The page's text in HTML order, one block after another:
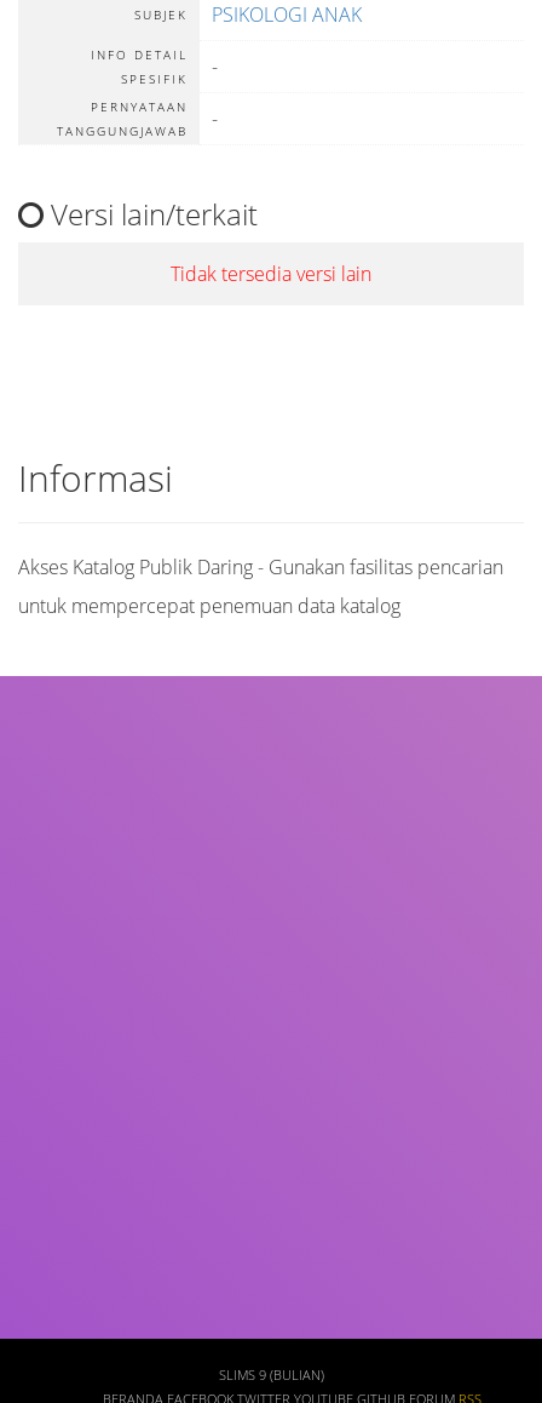
SUBJEK PSIKOLOGI ANAK
INFO DETAIL
SPESIFIK
-
PERNYATAAN
TANGGUNGJAWAB
-
Versi lain/terkait
Tidak tersedia versi lain
Informasi
Akses Katalog Publik Daring - Gunakan fasilitas pencarian
untuk mempercepat penemuan data katalog
SLIMS 9 (BULIAN)
BERANDA FACEBOOK TWITTER YOUTUBE GITHUB FORUM RSS